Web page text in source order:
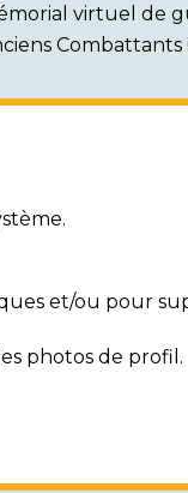
virtuel de
Combattants
et/ou pour
photos de profil.